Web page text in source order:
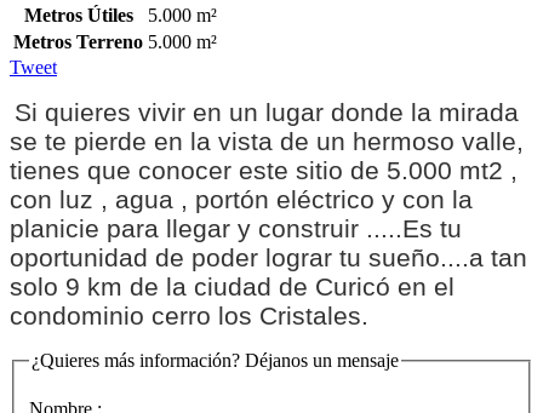
Metros Útiles
5.000 m²
Metros Terreno 5.000 m²
Tweet
Si quieres vivir en un lugar donde la mirada
se te pierde en la vista de un hermoso valle,
tienes que conocer este sitio de 5.000 mt2 ,
con luz , agua , portón eléctrico y con la
planicie para llegar y construir .....Es tu
oportunidad de poder lograr tu sueño....a tan
solo 9 km de la ciudad de Curicó en el
condominio cerro los Cristales.
¿Quieres más información? Déjanos un mensaje
Nombre :